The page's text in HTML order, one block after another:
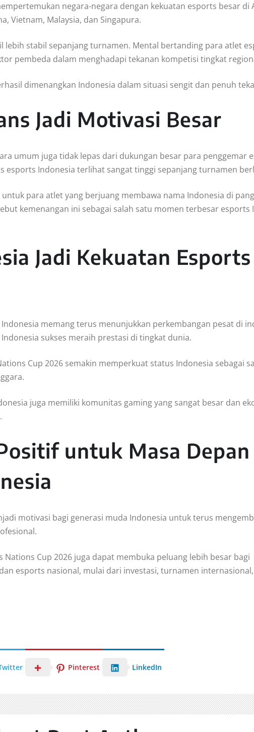
negara-negara dengan kekuatan esports besar di
Vietnam, Malaysia, dan Singapura.
lebih stabil sepanjang turnamen. Mental bertanding para atlet
pembeda dalam menghadapi tekanan kompetisi tingkat
dimenangkan Indonesia dalam situasi sengit dan penuh
Jadi Motivasi Besar
umum juga tidak lepas dari dukungan besar para penggemar
esports Indonesia terlihat sangat tinggi sepanjang turnamen
para atlet yang berjuang membawa nama Indonesia di
kemenangan ini sebagai salah satu momen terbesar esports
Jadi Kekuatan
memang terus menunjukkan perkembangan pesat di
sukses meraih prestasi di tingkat dunia.
Cup 2026 semakin memperkuat status Indonesia sebagai
juga memiliki komunitas gaming yang sangat besar dan
untuk Masa Depan
motivasi bagi generasi muda Indonesia untuk terus
Nations Cup 2026 juga dapat membuka peluang lebih besar bagi
esports nasional, mulai dari investasi, turnamen
Pinterest LinkedIn